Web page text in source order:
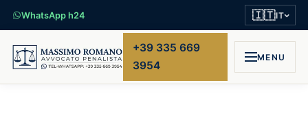
WhatsApp h24 🇮🇹IT
+39 335 669
3954
MENU